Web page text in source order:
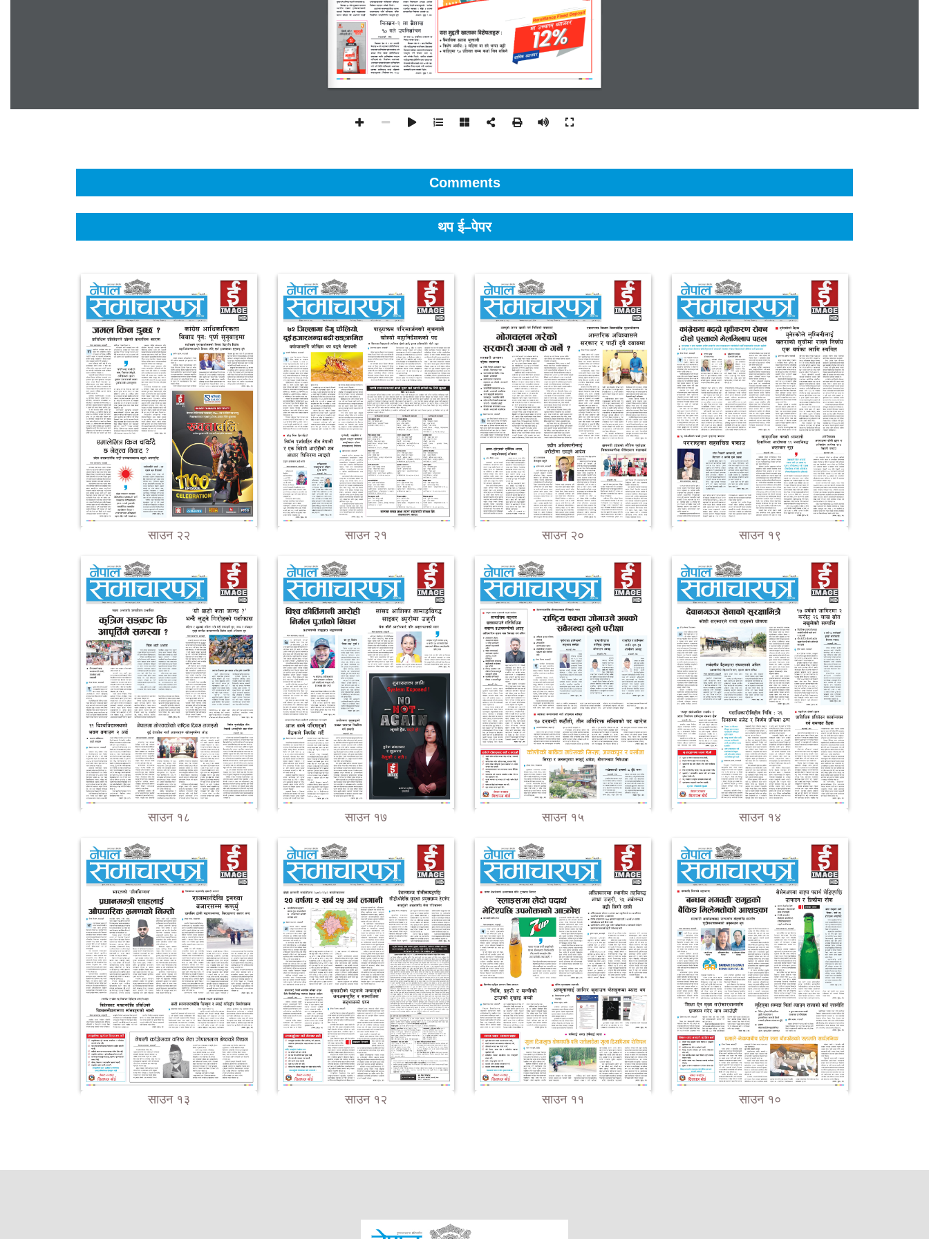
Comments
थप ई–पेपर
साउन २२ साउन २१ साउन २० साउन १९
साउन १८ साउन १७ साउन १५ साउन १४
साउन १३ साउन १२ साउन ११ साउन १०